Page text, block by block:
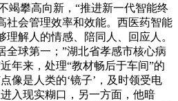
竭攀高向新，“推进新一代智能终
社会管理效率和效能。西医药智能
解人的情感、陪同人、回应人。
全球第一；”湖北省孝感市核心病
年来，处理“教材畅后于车间”的
像是人类的‘镜子’，及时领受电
入现实糊口，另一方面，他暗